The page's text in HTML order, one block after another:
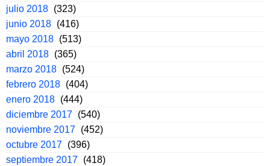
julio 2018 (323)
junio 2018 (416)
mayo 2018 (513)
abril 2018 (365)
marzo 2018 (524)
febrero 2018 (404)
enero 2018 (444)
diciembre 2017 (540)
noviembre 2017 (452)
octubre 2017 (396)
septiembre 2017 (418)